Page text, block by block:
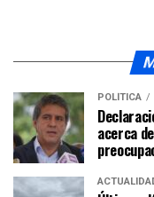
POLÍTICA
acerca